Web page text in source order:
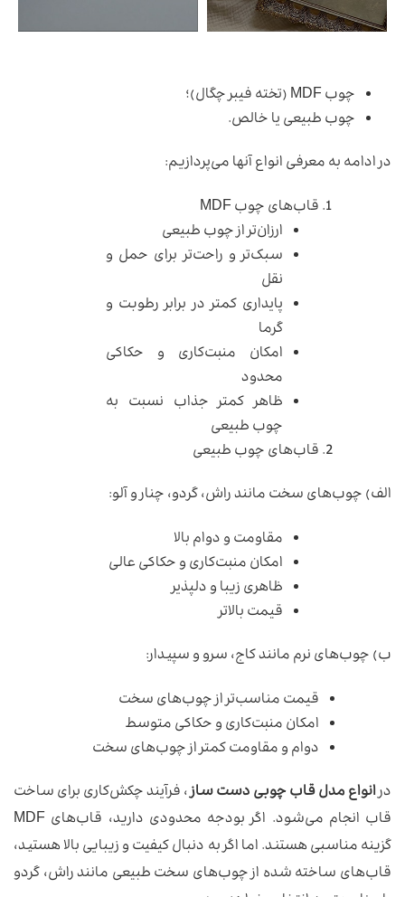
چوب MDF (تخته فیبر چگال)؛
چوب طبیعی یا خالص.
در ادامه به معرفی انواع آنها می‌پردازیم:
قاب‌های چوب MDF
ارزان‌تر از چوب طبیعی
سبک‌تر و راحت‌تر برای حمل و
نقل
پایداری کمتر در برابر رطوبت و
گرما
امکان منبت‌کاری و حکاکی
محدود
ظاهر کمتر جذاب نسبت به
چوب طبیعی
قاب‌های چوب طبیعی
الف) چوب‌های سخت مانند راش، گردو، چنار و آلو:
مقاومت و دوام بالا
امکان منبت‌کاری و حکاکی عالی
ظاهری زیبا و دلپذیر
قیمت بالاتر
ب) چوب‌های نرم مانند کاج، سرو و سپیدار:
قیمت مناسب‌تر از چوب‌های سخت
امکان منبت‌کاری و حکاکی متوسط
دوام و مقاومت کمتر از چوب‌های سخت
درانواع مدل قاب چوبی دست ساز، فرآیند چکش‌کاری برای ساخت
قاب انجام می‌شود. اگر بودجه محدودی دارید، قاب‌های MDF
گزینه مناسبی هستند. اما اگر به دنبال کیفیت و زیبایی بالا هستید،
قاب‌های ساخته شده از چوب‌های سخت طبیعی مانند راش، گردو